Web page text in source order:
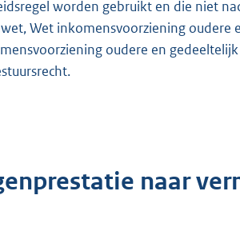
worden gebruikt en die niet
Wet inkomensvoorziening oudere
oudere en
naar